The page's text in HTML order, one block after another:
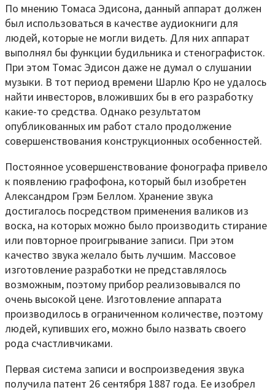
По мнению Томаса Эдисона, данный аппарат должен
был использоваться в качестве аудиокниги для
людей, которые не могли видеть. Для них аппарат
выполнял бы функции будильника и стенографисток.
При этом Томас Эдисон даже не думал о слушании
музыки. В тот период времени Шарлю Кро не удалось
найти инвесторов, вложивших бы в его разработку
какие-то средства. Однако результатом
опубликованных им работ стало продолжение
совершенствования конструкционных особенностей.
Постоянное усовершенствование фонографа привело
к появлению графофона, который был изобретен
Александром Грэм Беллом. Хранение звука
достигалось посредством применения валиков из
воска, на которых можно было производить стирание
или повторное проигрывание записи. При этом
качество звука желало быть лучшим. Массовое
изготовление разработки не представлялось
возможным, поэтому прибор реализовывался по
очень высокой цене. Изготовление аппарата
производилось в ограниченном количестве, поэтому
людей, купивших его, можно было назвать своего
рода счастливчиками.
Первая система записи и воспроизведения звука
получила патент 26 сентября 1887 года. Ее изобрел